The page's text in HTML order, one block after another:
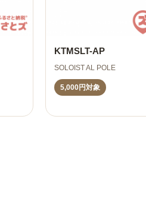
KTMSLT-AP
SOLOIST AL POLE
5,000円対象